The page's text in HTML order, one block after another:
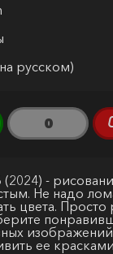
русском)
0
(2024) -
Не надо
цвета. Просто
ее